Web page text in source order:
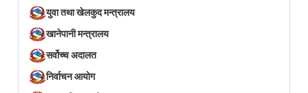
युवा तथा खेलकुद मन्त्रालय
खानेपानी मन्त्रालय
सर्वोच्च अदालत
निर्वाचन आयोग